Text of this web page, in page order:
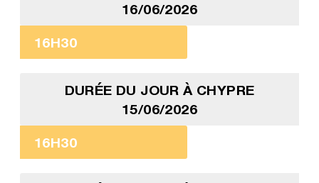
16/06/2026
16H30
DURÉE DU JOUR À CHYPRE
15/06/2026
16H30